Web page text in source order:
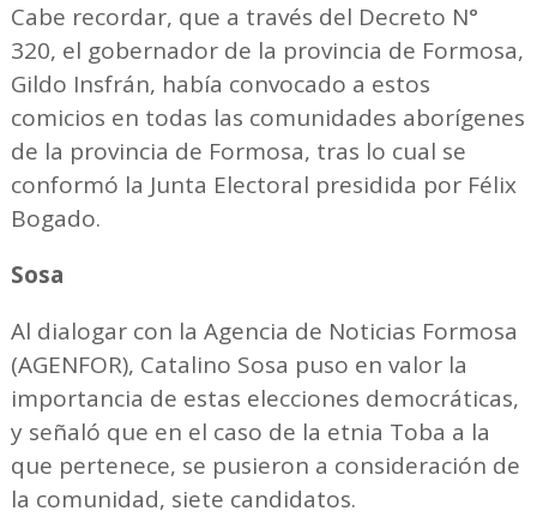
Cabe recordar, que a través del Decreto N°
320, el gobernador de la provincia de Formosa,
Gildo Insfrán, había convocado a estos
comicios en todas las comunidades aborígenes
de la provincia de Formosa, tras lo cual se
conformó la Junta Electoral presidida por Félix
Bogado.
Sosa
Al dialogar con la Agencia de Noticias Formosa
(AGENFOR), Catalino Sosa puso en valor la
importancia de estas elecciones democráticas,
y señaló que en el caso de la etnia Toba a la
que pertenece, se pusieron a consideración de
la comunidad, siete candidatos.